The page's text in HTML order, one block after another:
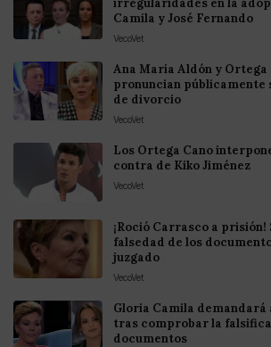
Camila y José Fernando
VecoVet
Ana María Aldón y Ortega
pronuncian públicamente
de divorcio
VecoVet
Los Ortega Cano
contra de Kiko Jiménez
VecoVet
¡Roció Carrasco a prisión!
falsedad de los
juzgado
VecoVet
Gloria Camila demandará
tras comprobar la
documentos